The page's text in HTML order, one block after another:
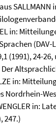
in:
(1991), 24-26,
in:
Nordrhein-
in:
247.)